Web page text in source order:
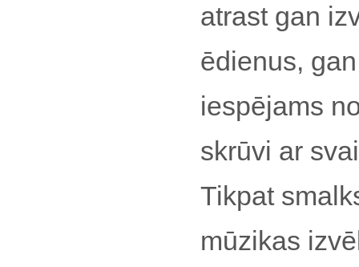
atrast gan
ēdienus,
iespējams
skrūvi ar
Tikpat
mūzikas